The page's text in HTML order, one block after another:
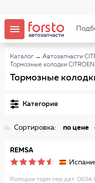
Каталог → Автозапчасти
Тормозные колодки CITROEN
Тормозные
Категория
Сортировка: по цене
REMSA
Колодки торм.пер.дат.